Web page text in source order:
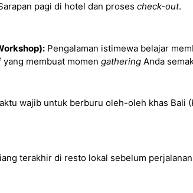
pagi di hotel dan proses check-out.
Pengalaman istimewa belajar
membuat momen gathering Anda
wajib untuk berburu oleh-oleh khas Bali
terakhir di resto lokal sebelum